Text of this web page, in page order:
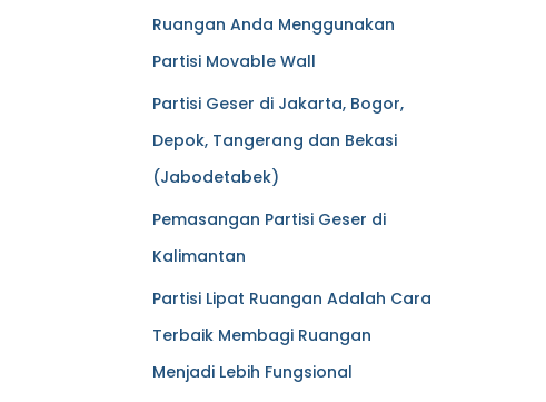
Ruangan Anda Menggunakan
Partisi Movable Wall
Partisi Geser di Jakarta, Bogor,
Depok, Tangerang dan Bekasi
(Jabodetabek)
Pemasangan Partisi Geser di
Kalimantan
Partisi Lipat Ruangan Adalah Cara
Terbaik Membagi Ruangan
Menjadi Lebih Fungsional